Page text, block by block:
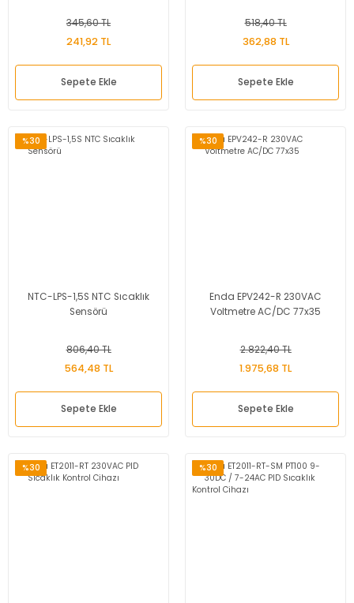
345,60 TL
241,92 TL
Sepete Ekle
518,40 TL
362,88 TL
Sepete Ekle
%30
NTC-LPS-1,5S NTC Sıcaklık
Sensörü
806,40 TL
564,48 TL
Sepete Ekle
%30
Enda EPV242-R 230VAC
Voltmetre AC/DC 77x35
2.822,40 TL
1.975,68 TL
Sepete Ekle
%30 %30